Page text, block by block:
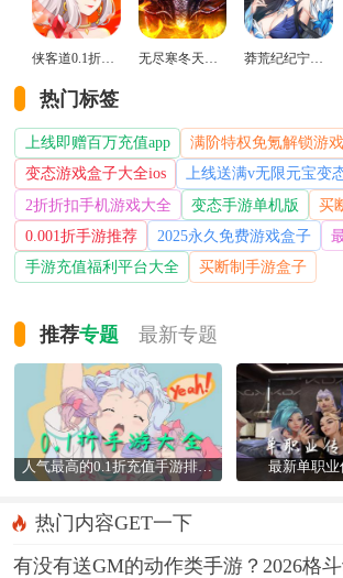
侠客道0.1折变态版 无尽寒冬天蛇新春送礼版 莽荒纪纪宁传奇0.1折送无限连抽版
热门标签
上线即赠百万充值app
满阶特权免氪解锁游
变态游戏盒子大全ios
上线送满v无限元宝变
2折折扣手机游戏大全
变态手游单机版
买
0.001折手游推荐
2025永久免费游戏盒子
手游充值福利平台大全
买断制手游盒子
推荐专题 最新专题
人气最高的0.1折充值手游排行榜 最新单职
热门内容GET一下
有没有送GM的动作类手游？2026格